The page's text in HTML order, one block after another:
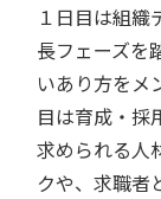
１日目は組
長フェーズを
いあり方をメ
目は育成・採
求められる人
クや、求職者